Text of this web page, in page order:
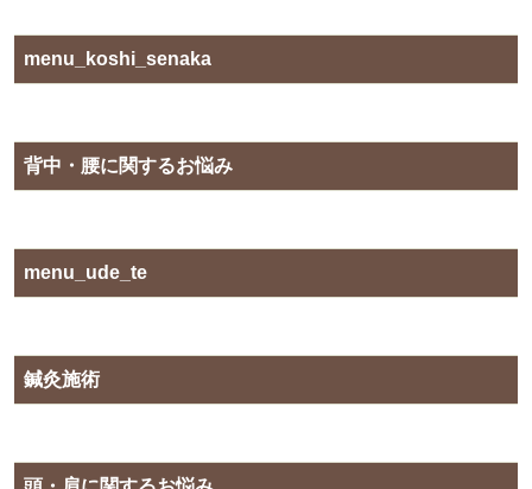
menu_koshi_senaka
背中・腰に関するお悩み
menu_ude_te
鍼灸施術